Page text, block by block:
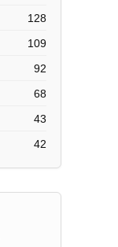
128
109
92
68
43
42